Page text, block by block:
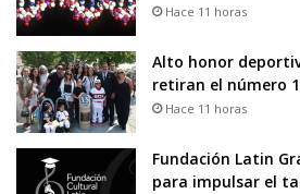
Hace 11 horas
Alto honor
retiran el número
Hace 11 horas
Fundación Latin
para impulsar el